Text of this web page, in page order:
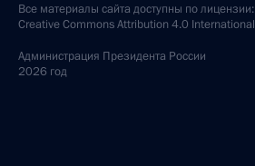
Все материалы сайта доступны по лицензии:
Creative Commons Attribution 4.0 International
Администрация Президента России
2026 год